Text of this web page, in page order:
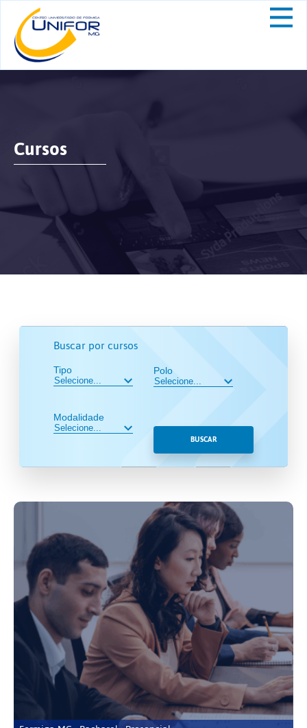
Cursos
Buscar por cursos
Tipo
Modalidade
Polo
BUSCAR